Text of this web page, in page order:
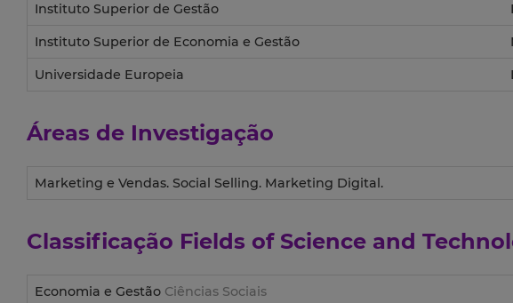
Instituto Superior de Gestão
Instituto Superior de Economia e Gestão
Universidade Europeia
Áreas de Investigação
Marketing e Vendas. Social Selling. Marketing Digital.
Classificação Fields of Science and
Economia e Gestão Ciências Sociais